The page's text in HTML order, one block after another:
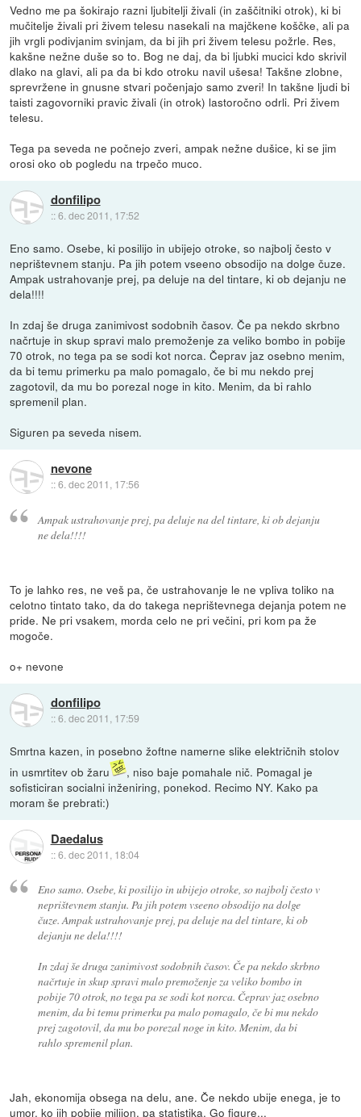
Vedno me pa šokirajo razni ljubitelji živali (in zaščitniki otrok), ki bi
mučitelje živali pri živem telesu nasekali na majčkene koščke, ali pa
jih vrgli podivjanim svinjam, da bi jih pri živem telesu požrle. Res,
kakšne nežne duše so to. Bog ne daj, da bi ljubki mucici kdo skrivil
dlako na glavi, ali pa da bi kdo otroku navil ušesa! Takšne zlobne,
sprevržene in gnusne stvari počenjajo samo zveri! In takšne ljudi bi
taisti zagovorniki pravic živali (in otrok) lastoročno odrli. Pri živem
telesu.
Tega pa seveda ne počnejo zveri, ampak nežne dušice, ki se jim
orosi oko ob pogledu na trpečo muco.
donfilipo
::6. dec 2011, 17:52
Eno samo. Osebe, ki posilijo in ubijejo otroke, so najbolj često v
neprištevnem stanju. Pa jih potem vseeno obsodijo na dolge čuze.
Ampak ustrahovanje prej, pa deluje na del tintare, ki ob dejanju ne
dela!!!!
In zdaj še druga zanimivost sodobnih časov. Če pa nekdo skrbno
načrtuje in skup spravi malo premoženje za veliko bombo in pobije
70 otrok, no tega pa se sodi kot norca. Čeprav jaz osebno menim,
da bi temu primerku pa malo pomagalo, če bi mu nekdo prej
zagotovil, da mu bo porezal noge in kito. Menim, da bi rahlo
spremenil plan.
Siguren pa seveda nisem.
nevone
::6. dec 2011, 17:56
Ampak ustrahovanje prej, pa deluje na del tintare, ki ob dejanju
ne dela!!!!
To je lahko res, ne veš pa, če ustrahovanje le ne vpliva toliko na
celotno tintato tako, da do takega neprištevnega dejanja potem ne
pride. Ne pri vsakem, morda celo ne pri večini, pri kom pa že
mogoče.
o+ nevone
donfilipo
::6. dec 2011, 17:59
Smrtna kazen, in posebno žoftne namerne slike električnih stolov
in usmrtitev ob žaru
, niso baje pomahale nič. Pomagal je
sofisticiran socialni inženiring, ponekod. Recimo NY. Kako pa
moram še prebrati:)
Daedalus
::6. dec 2011, 18:04
Eno samo. Osebe, ki posilijo in ubijejo otroke, so najbolj često v
neprištevnem stanju. Pa jih potem vseeno obsodijo na dolge
čuze. Ampak ustrahovanje prej, pa deluje na del tintare, ki ob
dejanju ne dela!!!!
In zdaj še druga zanimivost sodobnih časov. Če pa nekdo skrbno
načrtuje in skup spravi malo premoženje za veliko bombo in
pobije 70 otrok, no tega pa se sodi kot norca. Čeprav jaz osebno
menim, da bi temu primerku pa malo pomagalo, če bi mu nekdo
prej zagotovil, da mu bo porezal noge in kito. Menim, da bi
rahlo spremenil plan.
Jah, ekonomija obsega na delu, ane. Če nekdo ubije enega, je to
umor, ko jih pobije milijon, pa statistika. Go figure...